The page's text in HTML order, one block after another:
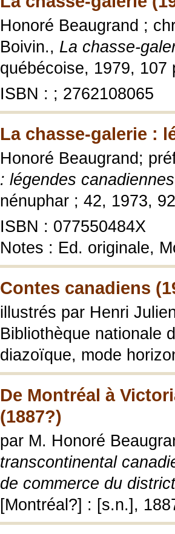
Honoré Beaugrand ;
Boivin., La chasse-
québécoise, 1979, 107
ISBN : ; 2762108065
La chasse-galerie :
Honoré Beaugrand;
: légendes canadiennes
nénuphar ; 42, 1973,
ISBN : 077550484X
Notes : Ed. originale,
Contes canadiens
illustrés par Henri
Bibliothèque nationale
diazoïque, mode
De Montréal à
(1887?)
par M. Honoré
transcontinental
de commerce du
[Montréal?] : [s.n.],